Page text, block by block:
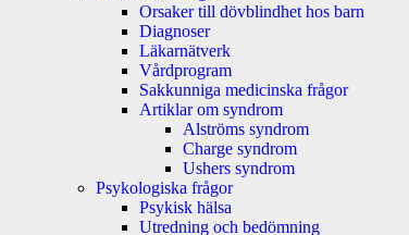
Orsaker till dövblindhet hos barn
Diagnoser
Läkarnätverk
Vårdprogram
Sakkunniga medicinska frågor
Artiklar om syndrom
Alströms syndrom
Charge syndrom
Ushers syndrom
Psykologiska frågor
Psykisk hälsa
Utredning och bedömning